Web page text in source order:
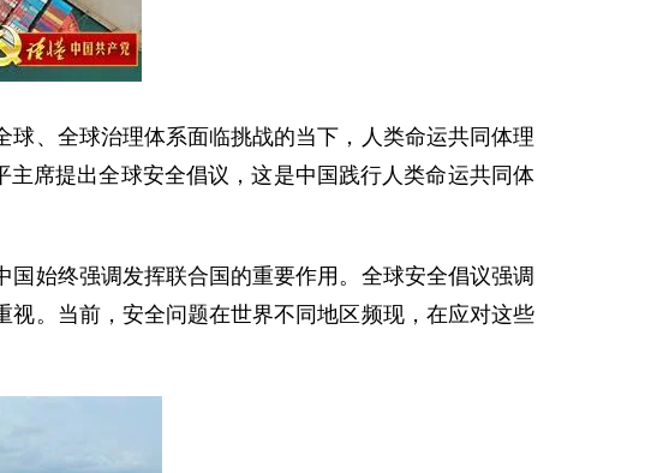
、全球治理体系面临挑战的当下，人类命运共同体理
席提出全球安全倡议，这是中国践行人类命运共同体
始终强调发挥联合国的重要作用。全球安全倡议强调
。当前，安全问题在世界不同地区频现，在应对这些